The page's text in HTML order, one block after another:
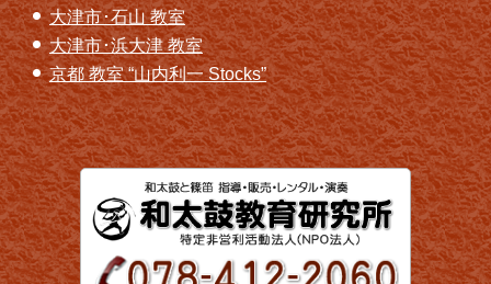
大津市･石山 教室
大津市･浜大津 教室
京都 教室 “山内利一 Stocks”